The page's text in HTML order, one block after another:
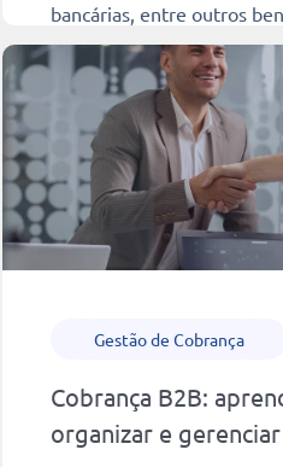
bancárias, entre outros
4 min
Gestão de Cobrança
Cobrança B2B:
organizar e